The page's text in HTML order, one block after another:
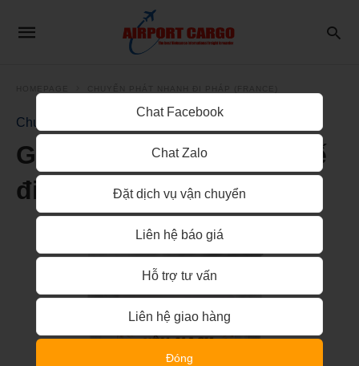
Chuyển phát nhanh đi Pháp (France)
Gửi bột yến mạch từ Huế
đi Pháp
Chat Facebook
Chat Zalo
Đặt dịch vụ vận chuyển
Liên hệ báo giá
Hỗ trợ tư vấn
Liên hệ giao hàng
Đóng